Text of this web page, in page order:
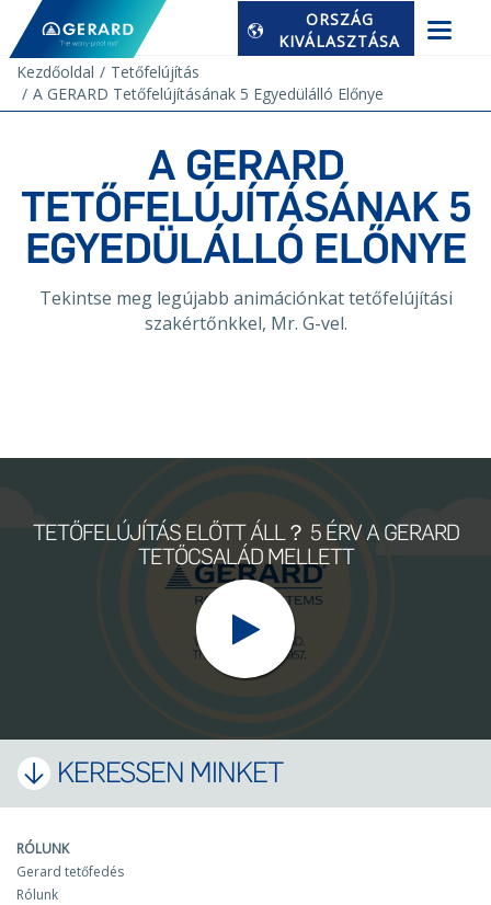
ORSZÁG
KIVÁLASZTÁSA
Kezdőoldal
Tetőfelújítás
A GERARD Tetőfelújításának 5 Egyedülálló Előnye
A GERARD
TETŐFELÚJÍTÁSÁNAK 5
EGYEDÜLÁLLÓ ELŐNYE
Tekintse meg legújabb animációnkat tetőfelújítási
szakértőnkkel, Mr. G-vel.
TETŐFELÚJÍTÁS ELŐTT ÁLL？ 5 ÉRV A GERARD
TETŐCSALÁD MELLETT
KERESSEN MINKET
RÓLUNK
Gerard tetőfedés
Rólunk